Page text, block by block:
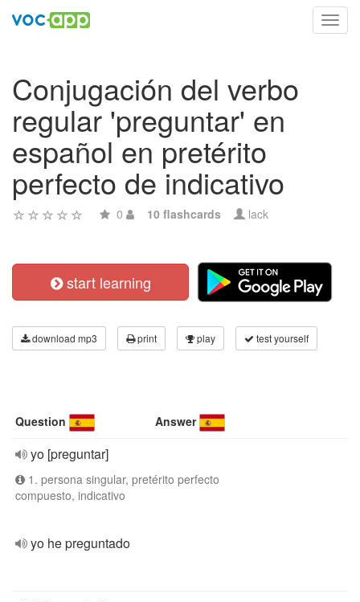
Conjugación del verbo
regular 'preguntar' en
español en pretérito
perfecto de indicativo
0 10 flashcards lack
start learning
download mp3 print play test yourself
Question Answer
yo [preguntar]
1. persona singular, pretérito perfecto
compuesto, indicativo
yo he preguntado